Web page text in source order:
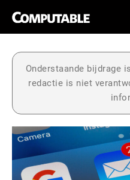
Onderstaande bijdrage
redactie is niet